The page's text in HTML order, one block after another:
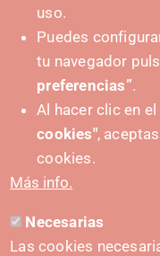
IMPULSA
CONTACTO
uso.
Puedes
tu navegador
preferencias”.
Al hacer clic en
cookies",
cookies.
Más info.
Necesarias
Las cookies